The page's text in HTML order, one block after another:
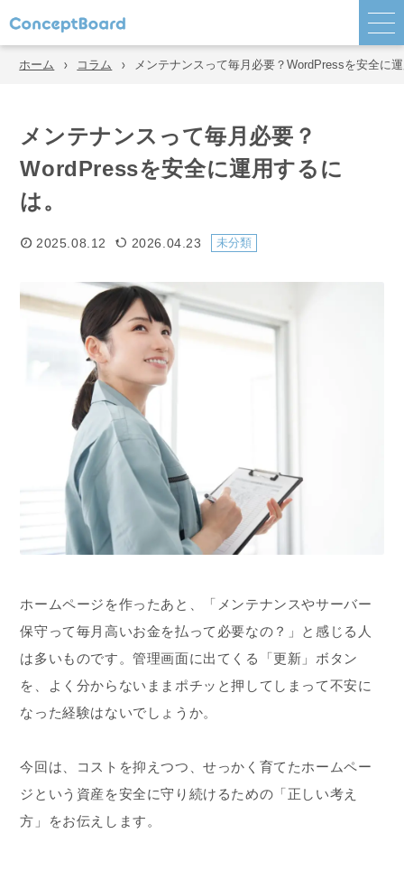
ホーム コラム メンテナンスって毎月必要？WordPressを安全に
メンテナンスって毎月必要？
WordPressを安全に運用するに
は。
2025.08.12 2026.04.23 未分類
ホームページを作ったあと、「メンテナンスやサーバー
保守って毎月高いお金を払って必要なの？」と感じる人
は多いものです。管理画面に出てくる「更新」ボタン
を、よく分からないままポチッと押してしまって不安に
なった経験はないでしょうか。
今回は、コストを抑えつつ、せっかく育てたホームペー
ジという資産を安全に守り続けるための「正しい考え
方」をお伝えします。